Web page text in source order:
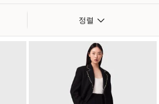
가능성을 높이기 위한 새로운 방법을 끊
도하는 스텔라 맥카트니는 윤리적 및 환
, 깃털, 퍼, 스킨을 일절 사용하지 않습
산, 판매, 공유, 수선, 재사용 방식을
정렬